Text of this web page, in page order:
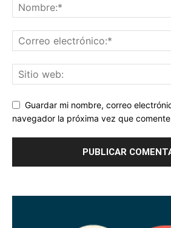
Guardar mi nombre, correo
navegador la próxima vez que